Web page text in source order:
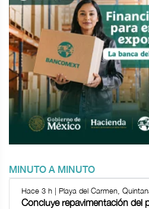
MINUTO A MINUTO
Hace 3 h | Playa del Carmen,
Concluye repavimentación del